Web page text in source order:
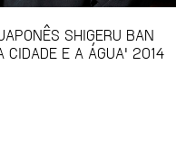
SHIGERU BAN
CIDADE E A ÁGUA' 2014